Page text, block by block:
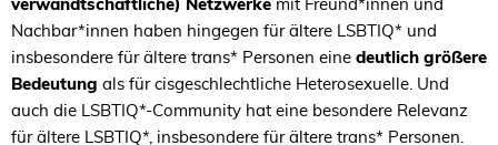
Nachbar*innen haben hingegen für ältere LSBTIQ* und
insbesondere für ältere trans* Personen eine deutlich größere
Bedeutung als für cisgeschlechtliche Heterosexuelle. Und
auch die LSBTIQ*-Community hat eine besondere Relevanz
für ältere LSBTIQ*, insbesondere für ältere trans* Personen.